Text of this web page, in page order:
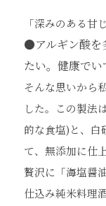
「深みのある甘
●アルギン酸
たい。健康でい
そんな思いから
した。この製法
的な食塩)と、白
て、 無添加に仕
贅沢に「海塩醤
仕込み純米料理